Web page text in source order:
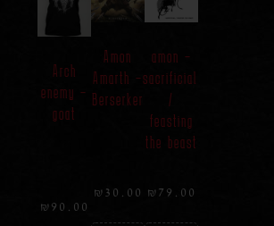
amon –
sacrificial
/
feasting
the beast
₪ 79.00
Amon
Amarth –
Berserker
₪ 30.00
Arch
enemy –
goat
₪ 90.00